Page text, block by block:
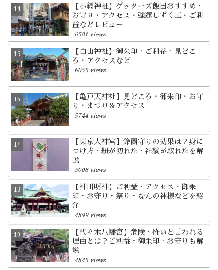
【小網神社】ゲッターズ飯田おすすめ・
お守り・アクセス・強運しずく玉・ご利
益などレビュー
6581 views
【白山神社】御朱印・ご利益・見どこ
ろ・アクセスなど
6055 views
【亀戸天神社】見どころ・御朱印・お守
り・まつり＆アクセス
5744 views
【東京大神宮】鈴蘭守りの効果は？身に
つけ方・紐が切れた・社紋が取れたを解
説
5008 views
【神田明神】ご利益・アクセス・御朱
印・お守り・祭り・なんの神様などを紹
介
4899 views
【代々木八幡宮】危険・怖いと言われる
理由とは？ご利益・御朱印・お守りも解
説
4845 views